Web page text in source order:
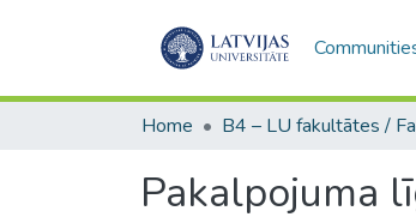
Home
Pakalpojuma